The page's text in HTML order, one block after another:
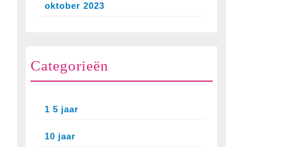
oktober 2023
Categorieën
1 5 jaar
10 jaar